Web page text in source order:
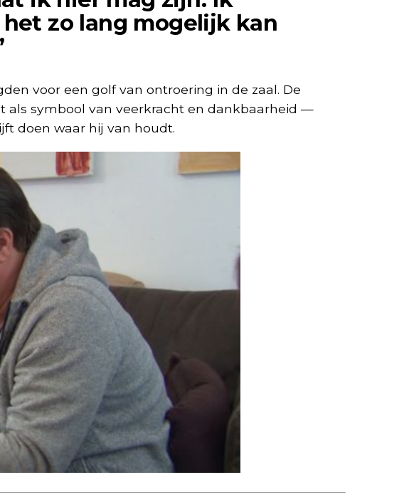
zo lang mogelijk kan
voor een golf van ontroering in de zaal. De
als symbool van veerkracht en dankbaarheid —
doen waar hij van houdt.